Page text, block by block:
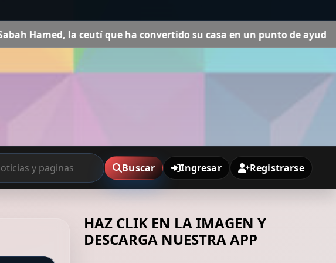
su casa en un punto de ayuda humanitaria y atiende a unos
Buscar Ingresar Registrarse
HAZ CLIK EN LA IMAGEN Y
DESCARGA NUESTRA APP